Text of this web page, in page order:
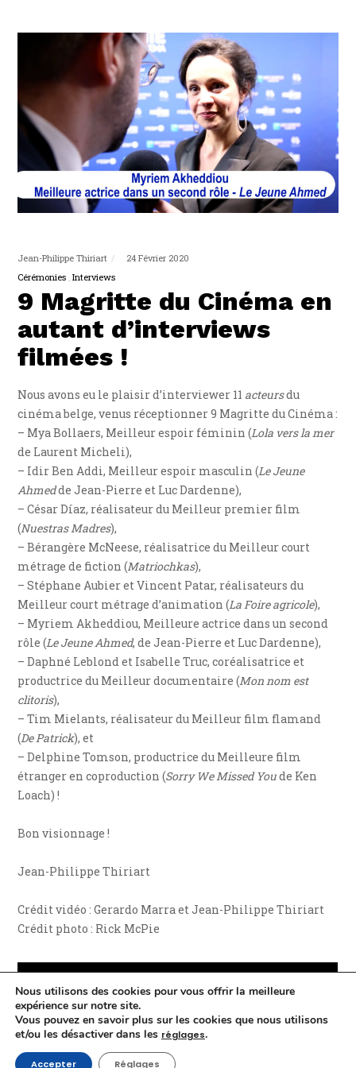
Jean-Philippe Thiriart
24 Février 2020
Cérémonies Interviews
9 Magritte du Cinéma en
autant d’interviews
filmées !
Nous avons eu le plaisir d’interviewer 11 acteursdu
cinéma belge, venus réceptionner 9 Magritte du Cinéma :
– Mya Bollaers, Meilleur espoir féminin (Lola vers la mer
de Laurent Micheli),
– Idir Ben Addi, Meilleur espoir masculin (Le Jeune
Ahmedde Jean-Pierre et Luc Dardenne),
– César Díaz, réalisateur du Meilleur premier film
(Nuestras Madres),
– Bérangère McNeese, réalisatrice du Meilleur court
métrage de fiction (Matriochkas),
– Stéphane Aubier et Vincent Patar, réalisateurs du
Meilleur court métrage d’animation (La Foire agricole),
– Myriem Akheddiou, Meilleure actrice dans un second
rôle (Le Jeune Ahmed, de Jean-Pierre et Luc Dardenne),
– Daphné Leblond et Isabelle Truc, coréalisatrice et
productrice du Meilleur documentaire (Mon nom est
clitoris),
– Tim Mielants, réalisateur du Meilleur film flamand
(De Patrick), et
– Delphine Tomson, productrice du Meilleure film
étranger en coproduction (Sorry We Missed Youde Ken
Loach) !
Bon visionnage !
Jean-Philippe Thiriart
Crédit vidéo : Gerardo Marra et Jean-Philippe Thiriart
Crédit photo : Rick McPie
Nous utilisons des cookies pour vous offrir la meilleure
expérience sur notre site.
Vous pouvez en savoir plus sur les cookies que nous utilisons
et/ou les désactiver dans les réglages.
Accepter Réglages